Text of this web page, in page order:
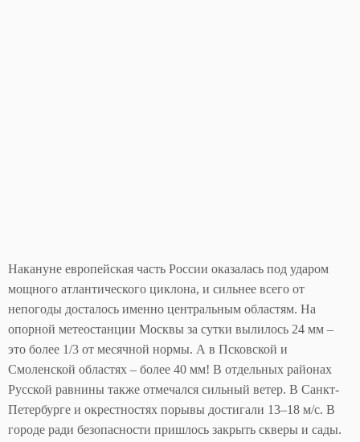
Накануне европейская часть России оказалась под ударом
мощного атлантического циклона, и сильнее всего от
непогоды досталось именно центральным областям. На
опорной метеостанции Москвы за сутки вылилось 24 мм –
это более 1/3 от месячной нормы. А в Псковской и
Смоленской областях – более 40 мм! В отдельных районах
Русской равнины также отмечался сильный ветер. В Санкт-
Петербурге и окрестностях порывы достигали 13–18 м/с. В
городе ради безопасности пришлось закрыть скверы и сады.